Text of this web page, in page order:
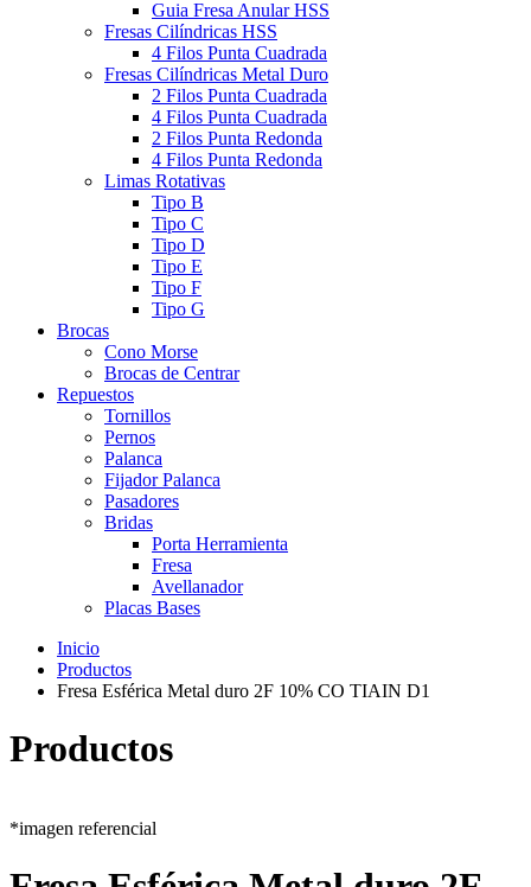
Guia Fresa Anular HSS
Fresas Cilíndricas HSS
4 Filos Punta Cuadrada
Fresas Cilíndricas Metal Duro
2 Filos Punta Cuadrada
4 Filos Punta Cuadrada
2 Filos Punta Redonda
4 Filos Punta Redonda
Limas Rotativas
Tipo B
Tipo C
Tipo D
Tipo E
Tipo F
Tipo G
Brocas
Cono Morse
Brocas de Centrar
Repuestos
Tornillos
Pernos
Palanca
Fijador Palanca
Pasadores
Bridas
Porta Herramienta
Fresa
Avellanador
Placas Bases
Inicio
Productos
Fresa Esférica Metal duro 2F 10% CO TIAIN D1
Productos
*imagen referencial